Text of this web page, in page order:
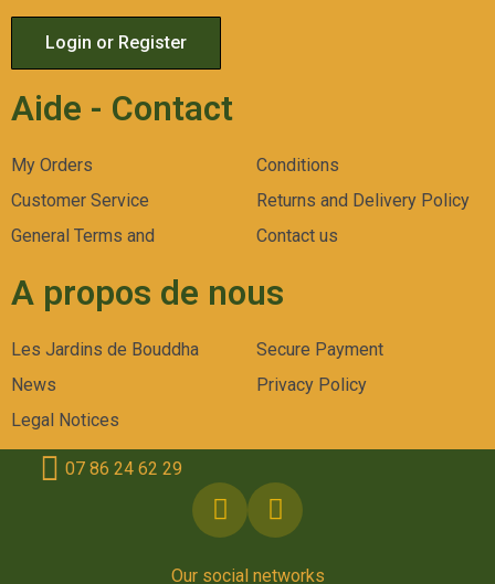
Login or Register
Aide - Contact
My Orders
Customer Service
General Terms and
Conditions
Returns and Delivery Policy
Contact us
A propos de nous
Les Jardins de Bouddha
News
Legal Notices
Secure Payment
Privacy Policy
Our social networks
07 86 24 62 29